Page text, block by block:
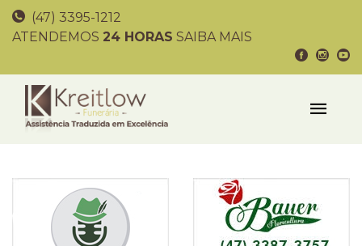
(47) 3395-1212
ATENDEMOS 24 HORAS SAIBA MAIS